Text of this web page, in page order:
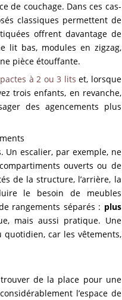
de couchage. Dans ces cas-
classiques permettent de
offrent davantage de
lit bas, modules en zigzag,
pièce étouffante.
à 2 ou 3 lits et, lorsque
trois enfants, en revanche,
des agencements plus
escalier, par exemple, ne
ouverts ou de
de la structure, l’arrière, la
le besoin de meubles
rangements séparés : plus
mais aussi pratique. Une
car les vêtements,
de la place pour une
l’espace de